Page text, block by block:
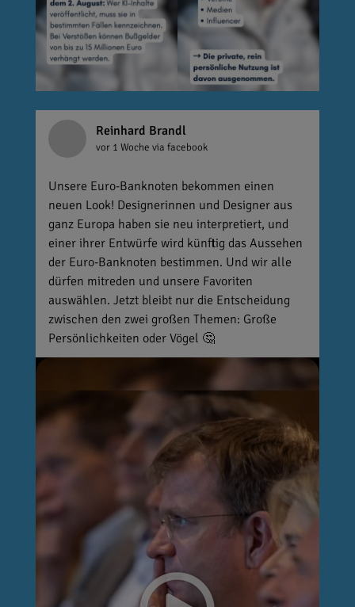
Reinhard Brandl
vor 1 Woche via facebook
Unsere Euro-Banknoten bekommen einen
neuen Look! Designerinnen und Designer aus
ganz Europa haben sie neu interpretiert, und
einer ihrer Entwürfe wird künftig das Aussehen
der Euro-Banknoten bestimmen. Und wir alle
dürfen mitreden und unsere Favoriten
auswählen. Jetzt bleibt nur die Entscheidung
zwischen den zwei großen Themen: Große
Persönlichkeiten oder Vögel 🤔